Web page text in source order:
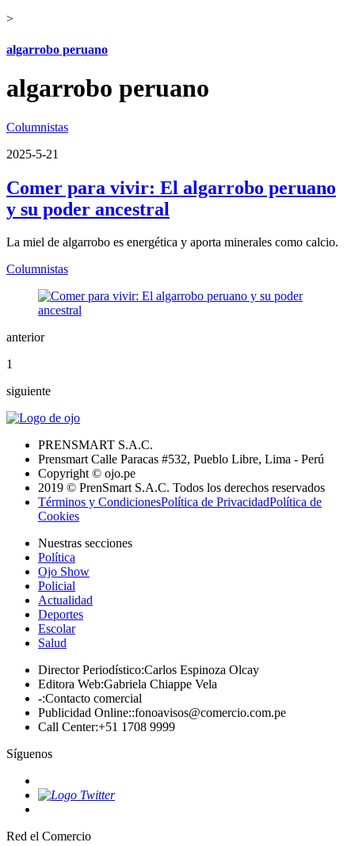
>
algarrobo peruano
algarrobo peruano
Columnistas
2025-5-21
Comer para vivir: El algarrobo peruano
y su poder ancestral
La miel de algarrobo es energética y aporta minerales como calcio.
Columnistas
anterior
1
siguiente
PRENSMART S.A.C.
Prensmart Calle Paracas #532, Pueblo Libre, Lima - Perú
Copyright © ojo.pe
2019 © PrenSmart S.A.C. Todos los derechos reservados
Términos y CondicionesPolítica de PrivacidadPolítica de
Cookies
Nuestras secciones
Política
Ojo Show
Policial
Actualidad
Deportes
Escolar
Salud
Director Periodístico:Carlos Espinoza Olcay
Editora Web:Gabriela Chiappe Vela
-:Contacto comercial
Publicidad Online::fonoavisos@comercio.com.pe
Call Center:+51 1708 9999
Síguenos
Red el Comercio